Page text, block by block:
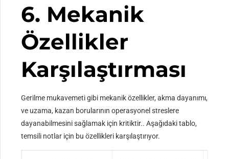
6. Mekanik
Özellikler
Karşılaştırması
Gerilme mukavemeti gibi mekanik özellikler, akma dayanımı,
ve uzama, kazan borularının operasyonel streslere
dayanabilmesini sağlamak için kritiktir.. Aşağıdaki tablo,
temsili notlar için bu özellikleri karşılaştırıyor.